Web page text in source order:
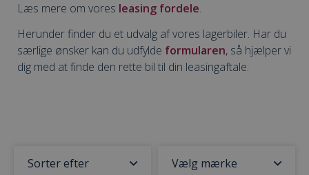
Læs mere om vores leasing fordele.
Herunder finder du et udvalg af vores lagerbiler. Har du
særlige ønsker kan du udfylde formularen, så hjælper vi
dig med at finde den rette bil til din leasingaftale.